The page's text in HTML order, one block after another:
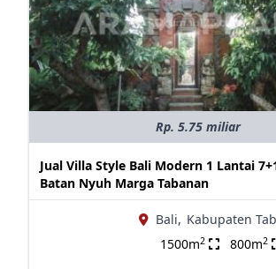
Rp. 5.75 miliar
Jual Villa Style Bali Modern 1 Lantai
Batan Nyuh Marga Tabanan
Bali, Kabupaten
1500m2 800m2